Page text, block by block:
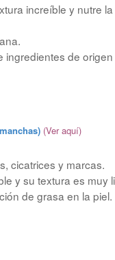
increíble y nutre
ingredientes de
(Ver aquí)
cicatrices y marcas.
y su textura es muy
de grasa en la piel.